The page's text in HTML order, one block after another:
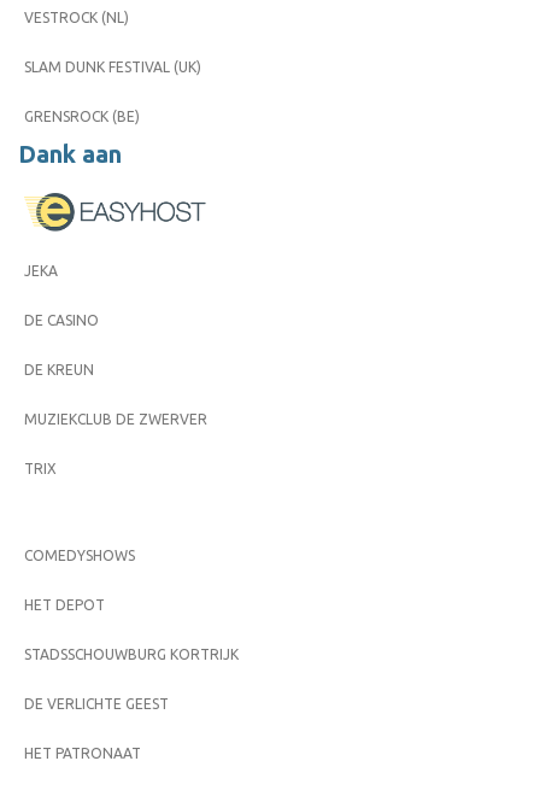
VESTROCK (NL)
SLAM DUNK FESTIVAL (UK)
GRENSROCK (BE)
Dank aan
JEKA
DE CASINO
DE KREUN
MUZIEKCLUB DE ZWERVER
TRIX
COMEDYSHOWS
HET DEPOT
STADSSCHOUWBURG KORTRIJK
DE VERLICHTE GEEST
HET PATRONAAT